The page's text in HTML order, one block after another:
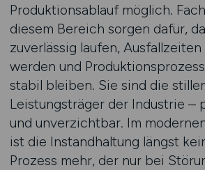
Produktionsablauf möglich.
diesem Bereich sorgen dafür,
zuverlässig laufen,
werden und
stabil bleiben. Sie sind die
Leistungsträger der Industrie –
und unverzichtbar. Im
ist die Instandhaltung längst
Prozess mehr, der nur bei